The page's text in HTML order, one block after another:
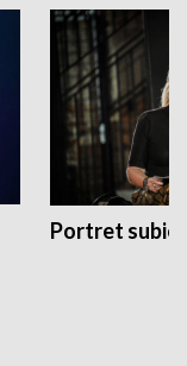
Portret